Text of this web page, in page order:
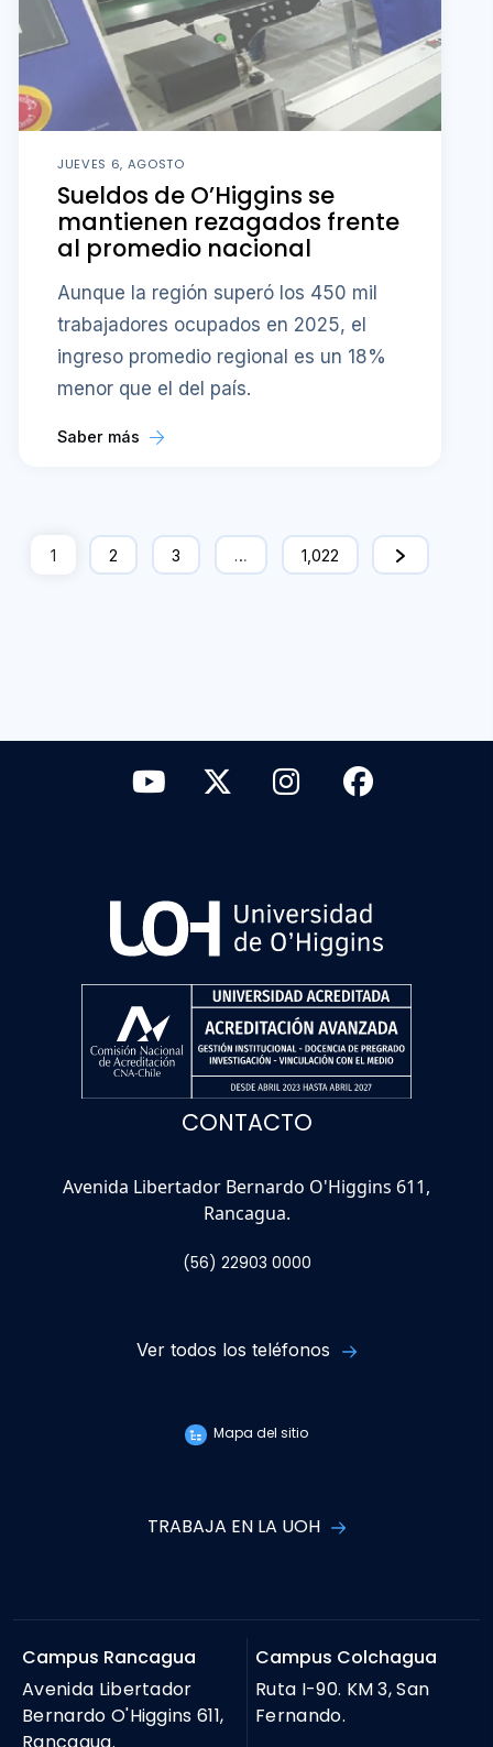
JUEVES 6, AGOSTO
Sueldos de O’Higgins se
mantienen rezagados frente
al promedio nacional
Aunque la región superó los 450 mil
trabajadores ocupados en 2025, el
ingreso promedio regional es un 18%
menor que el del país.
Saber más
1 2 3 … 1,022
CONTACTO
Avenida Libertador Bernardo O'Higgins 611,
Rancagua.
(56) 22903 0000
Ver todos los teléfonos
Mapa del sitio
TRABAJA EN LA UOH
Campus Rancagua
Avenida Libertador
Bernardo O'Higgins 611,
Campus Colchagua
Ruta I-90. KM 3, San
Fernando.